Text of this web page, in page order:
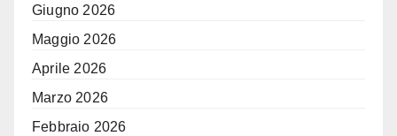
Giugno 2026
Maggio 2026
Aprile 2026
Marzo 2026
Febbraio 2026